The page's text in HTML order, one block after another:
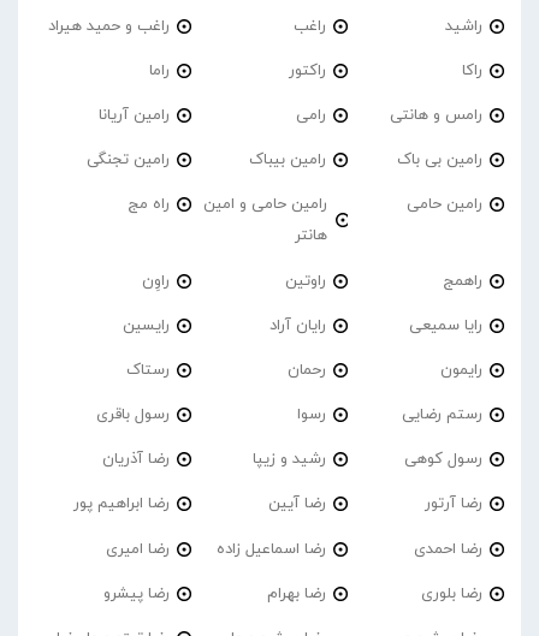
راشید راغب راغب و حمید هیراد
راکا راکتور راما
رامس و هانتی رامی رامین آریانا
رامین بی باک رامین بیباک رامین تجنگی
رامین حامی
رامین حامی و امین
هانتر
راه مج
راهمج راوتین راوِن
رایا سمیعی رایان آراد رایسین
رایمون رحمان رستاک
رستم رضایی رسوا رسول باقری
رسول کوهی رشید و زیپا رضا آذریان
رضا آرتور رضا آیین رضا ابراهیم پور
رضا احمدی رضا اسماعیل زاده رضا امیری
رضا بلوری رضا بهرام رضا پیشرو